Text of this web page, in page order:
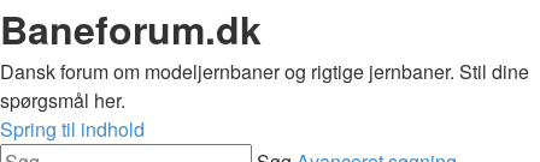
Baneforum.dk
Dansk forum om modeljernbaner og rigtige jernbaner. Stil dine
spørgsmål her.
Spring til indhold